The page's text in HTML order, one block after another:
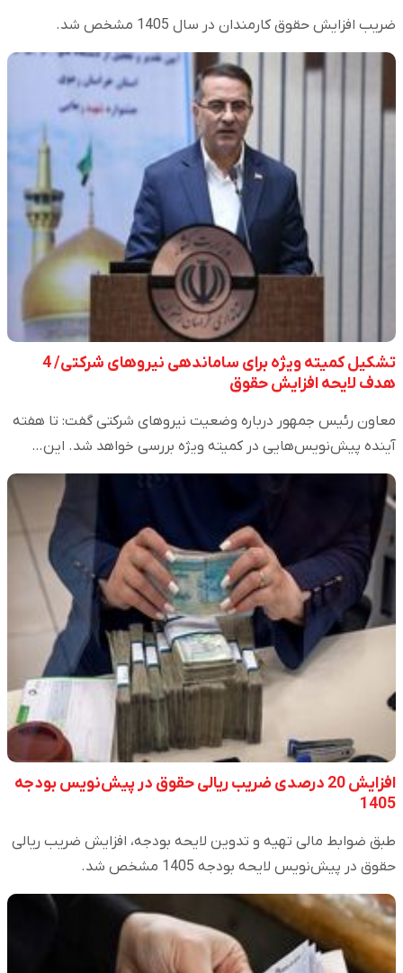
ضریب افزایش حقوق کارمندان در سال 1405 مشخص شد.
تشکیل کمیته ویژه برای ساماندهی نیروهای شرکتی/ 4
هدف لایحه افزایش حقوق
معاون رئیس جمهور درباره وضعیت نیروهای شرکتی گفت: تا هفته
آینده پیش‌نویس‌هایی در کمیته‌ ویژه بررسی خواهد شد. این…
افزایش 20 درصدی ضریب ریالی حقوق در پیش‌نویس بودجه
1405
طبق ضوابط مالی تهیه و تدوین لایحه بودجه، افزایش ضریب ریالی
حقوق در پیش‌نویس لایحه بودجه 1405 مشخص شد.